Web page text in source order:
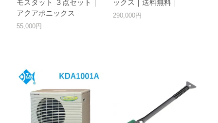
モスタット ３点セット｜
アクアポニックス
55,000円
ックス｜送料無料｜
290,000円